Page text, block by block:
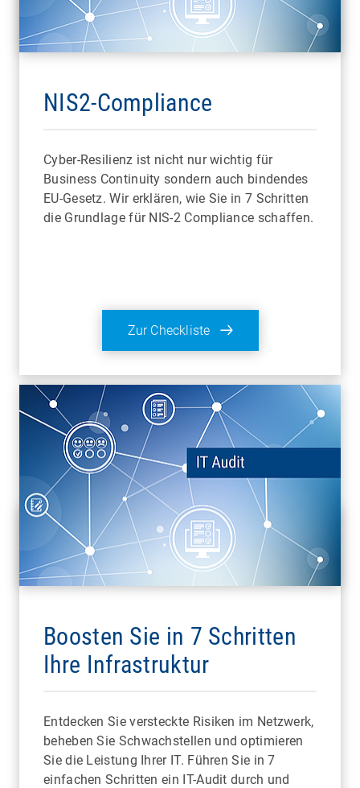
NIS2-Compliance
Cyber-Resilienz ist nicht nur wichtig für
Business Continuity sondern auch bindendes
EU-Gesetz. Wir erklären, wie Sie in 7 Schritten
die Grundlage für NIS-2 Compliance schaffen.
Zur Checkliste
Boosten Sie in 7 Schritten
Ihre Infrastruktur
Entdecken Sie versteckte Risiken im Netzwerk,
beheben Sie Schwachstellen und optimieren
Sie die Leistung Ihrer IT. Führen Sie in 7
einfachen Schritten ein IT-Audit durch und